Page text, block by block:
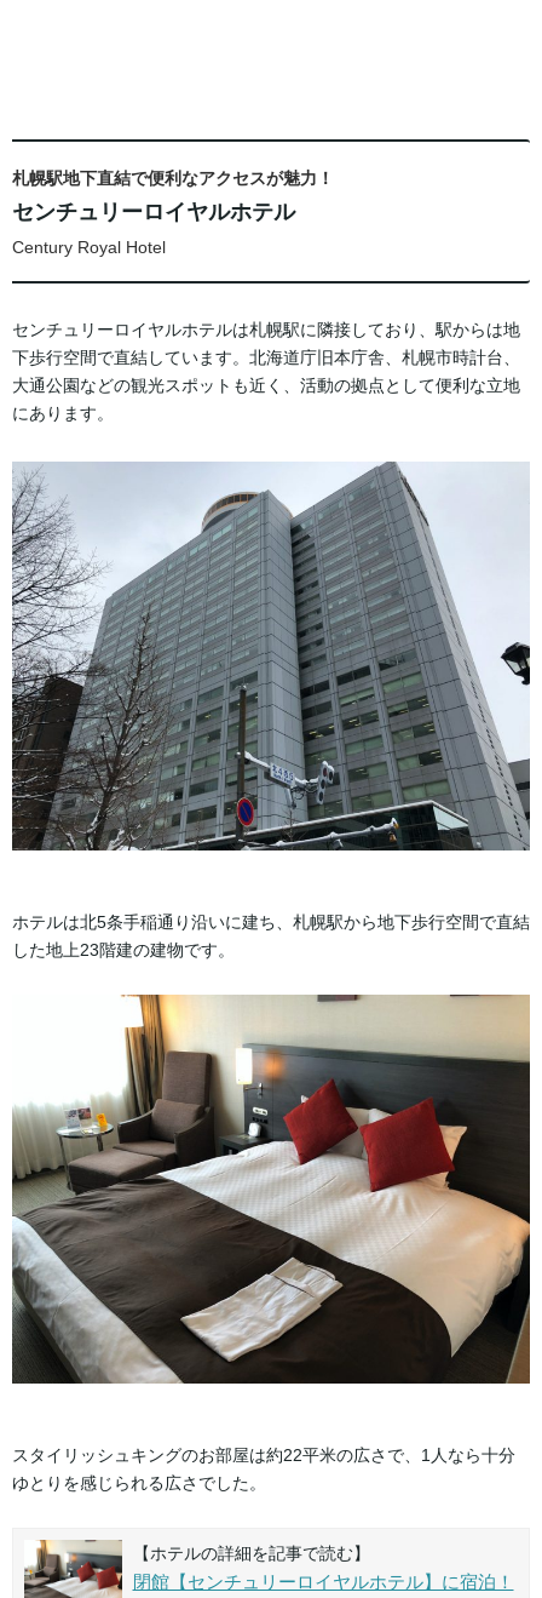
札幌駅地下直結で便利なアクセスが魅力！
センチュリーロイヤルホテル
Century Royal Hotel
センチュリーロイヤルホテルは札幌駅に隣接しており、駅からは地
下歩行空間で直結しています。北海道庁旧本庁舎、札幌市時計台、
大通公園などの観光スポットも近く、活動の拠点として便利な立地
にあります。
ホテルは北5条手稲通り沿いに建ち、札幌駅から地下歩行空間で直結
した地上23階建の建物です。
スタイリッシュキングのお部屋は約22平米の広さで、1人なら十分
ゆとりを感じられる広さでした。
【ホテルの詳細を記事で読む】
閉館【センチュリーロイヤルホテル】に宿泊！